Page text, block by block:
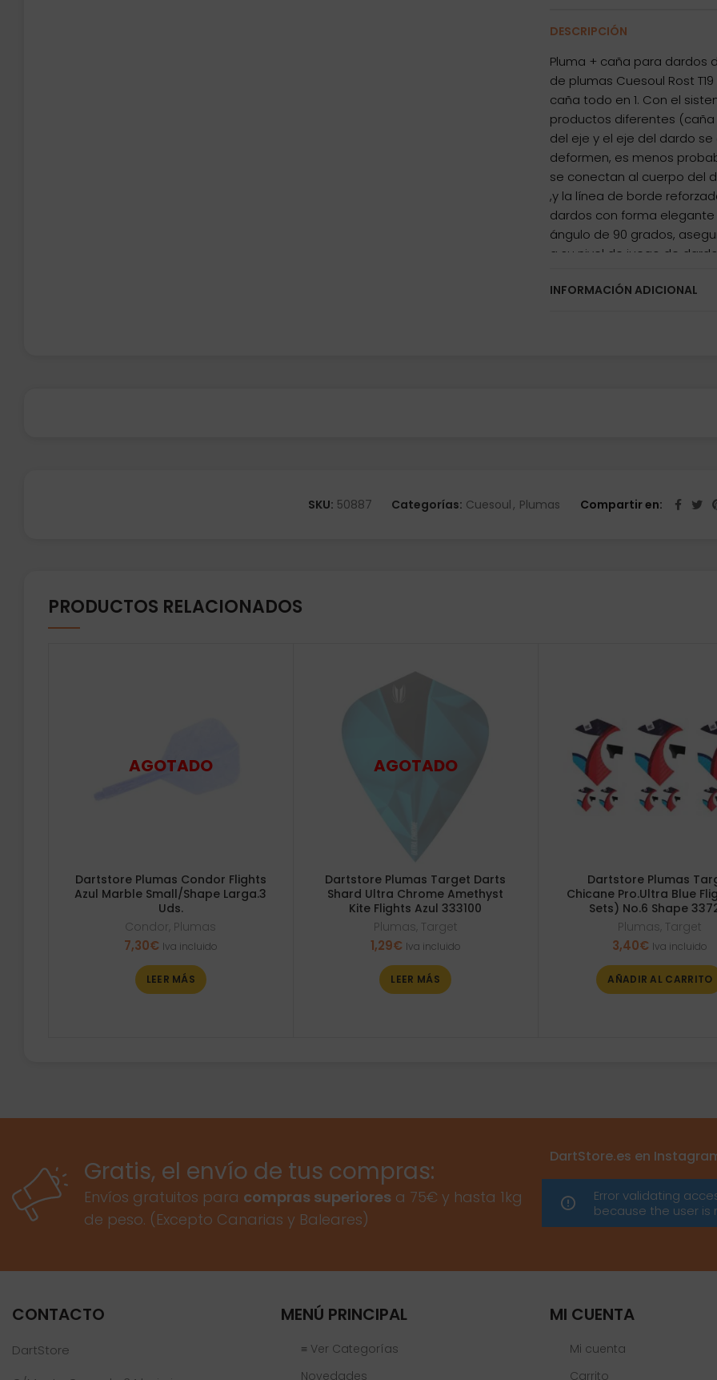
DESCRIPCIÓN
Pluma + caña para dardos
de plumas Cuesoul Rost
caña todo en 1. Con el
productos diferentes (caña
del eje y el eje del dardo
deformen, es menos
se conectan al cuerpo del
,y la línea de borde
dardos con forma
ángulo de 90 grados,
a su nivel de juego de
todos los niveles y para
INFORMACIÓN ADICIONAL
SKU: 50887 Categorías: Cuesoul, Plumas Compartir en
PRODUCTOS RELACIONADOS
Dartstore Plumas Condor Flights
Azul Marble Small/Shape Larga.3
Uds.
Condor , Plumas
7,30€ Iva incluido
LEER MÁS
Dartstore Plumas Target Darts
Shard Ultra Chrome Amethyst
Kite Flights Azul 333100
Plumas, Target
1,29€ Iva incluido
LEER MÁS
Dartstore Plumas
Chicane Pro.Ultra Blue
Sets) No.6 Shape
Plumas, Target
3,40€ Iva incluido
AÑADIR AL CARRITO
Gratis, el envío de tus compras:
Envíos gratuitos para compras superiores a 75€ y hasta 1kg
de peso. (Excepto Canarias y Baleares)
DartStore.es en
Error validating
because the user is
CONTACTO
DartStore
MENÚ PRINCIPAL
≡ Ver Categorías
Novedades
MI CUENTA
Mi cuenta
Carrito